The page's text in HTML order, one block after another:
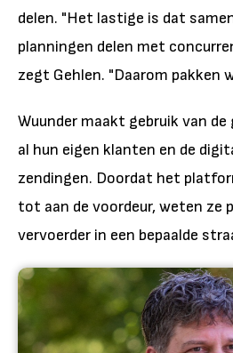
delen. "Het lastige is dat
planningen delen met
zegt Gehlen. "Daarom pakken
Wuunder maakt gebruik van de
al hun eigen klanten en de
zendingen. Doordat het
tot aan de voordeur, weten ze
vervoerder in een bepaalde